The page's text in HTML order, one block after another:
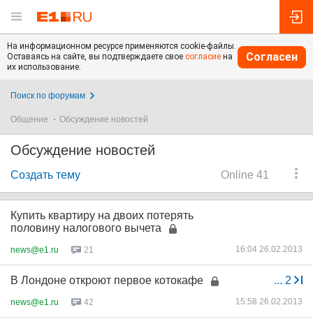
На информационном ресурсе применяются cookie-файлы.
Оставаясь на сайте, вы подтверждаете свое согласие на
их использование.
Согласен
Поиск по форумам
Общение Обсуждение новостей
Обсуждение новостей
Online 41
Создать тему
Купить квартиру на двоих потерять
половину налогового вычета
news@e1.ru 21 16:04 26.02.2013
... 2
В Лондоне откроют первое котокафе
news@e1.ru 42 15:58 26.02.2013